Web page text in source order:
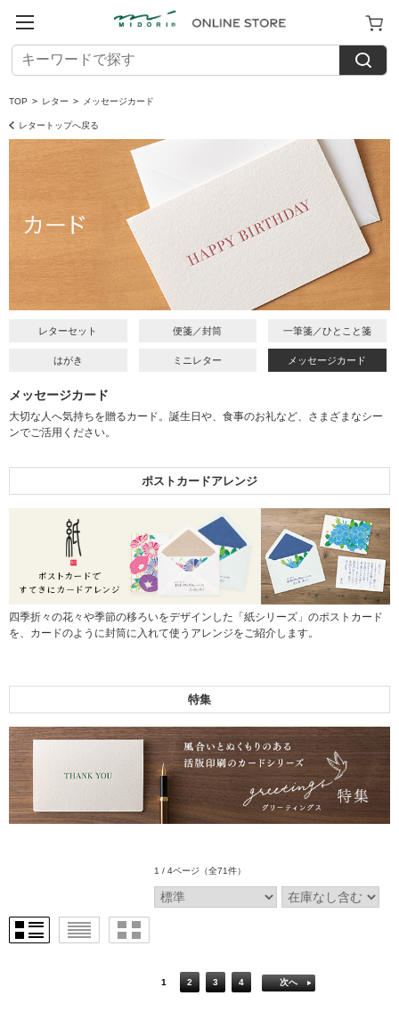
TOP > レター > メッセージカード
レタートップへ戻る
レターセット 便箋／封筒 一筆箋／ひとこと箋
はがき ミニレター メッセージカード
メッセージカード
大切な人へ気持ちを贈るカード。誕生日や、食事のお礼など、さまざまなシー
ンでご活用ください。
ポストカードアレンジ
四季折々の花々や季節の移ろいをデザインした「紙シリーズ」のポストカード
を、カードのように封筒に入れて使うアレンジをご紹介します。
特集
1 / 4ページ （全71件）
1 2 3 4 次へ